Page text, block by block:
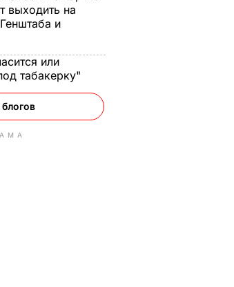
выходить на
и
или
табакерку"